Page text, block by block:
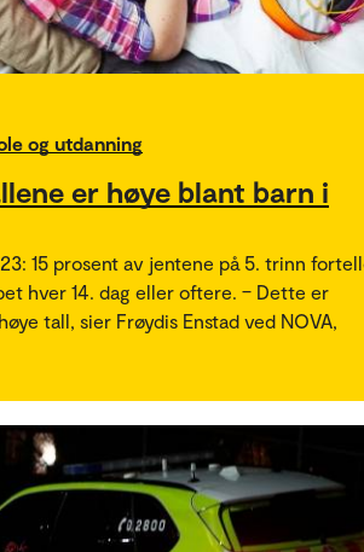
og utdanning
er høye blant barn i
15 prosent av jentene på 5. trinn
hver 14. dag eller oftere. – Dette er
tall, sier Frøydis Enstad ved NOVA,